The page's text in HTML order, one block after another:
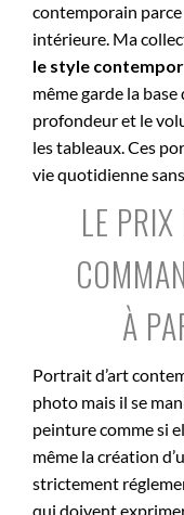
contemporain
intérieure. Ma
le style
même garde la
profondeur et le
les tableaux. Ces
vie quotidienne
LE
À
Portrait d’art
photo mais il se
peinture comme si
même la création
strictement
qui doivent